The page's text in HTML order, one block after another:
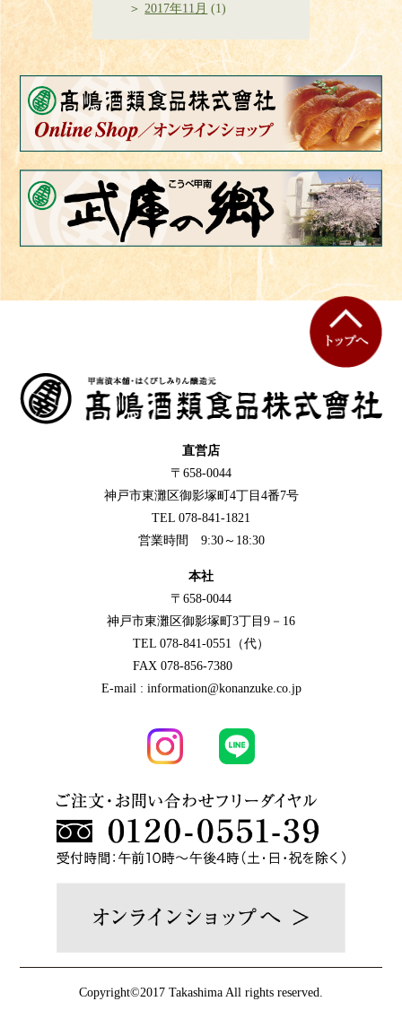
2017年11月 (1)
直営店
〒658-0044
神戸市東灘区御影塚町4丁目4番7号
TEL 078-841-1821
営業時間 9:30～18:30
本社
〒658-0044
神戸市東灘区御影塚町3丁目9－16
TEL 078-841-0551（代）
FAX 078-856-7380
E-mail : information@konanzuke.co.jp
Copyright©2017 Takashima All rights reserved.